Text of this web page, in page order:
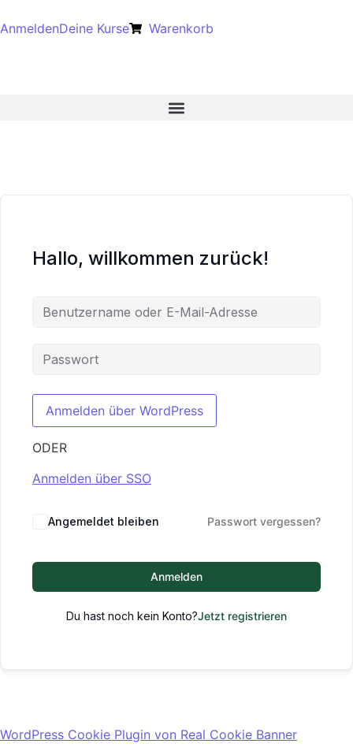
AnmeldenDeine Kurse Warenkorb
Hallo, willkommen zurück!
ODER
Anmelden über SSO
Angemeldet bleiben Passwort vergessen?
Anmelden
Du hast noch kein Konto?Jetzt registrieren
WordPress Cookie Plugin von Real Cookie Banner